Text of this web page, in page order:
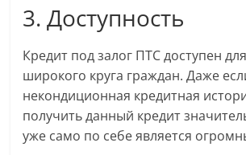
3. Доступность
Кредит под залог ПТС доступен
широкого круга граждан. Даже
некондиционная кредитная
получить данный кредит
уже само по себе является